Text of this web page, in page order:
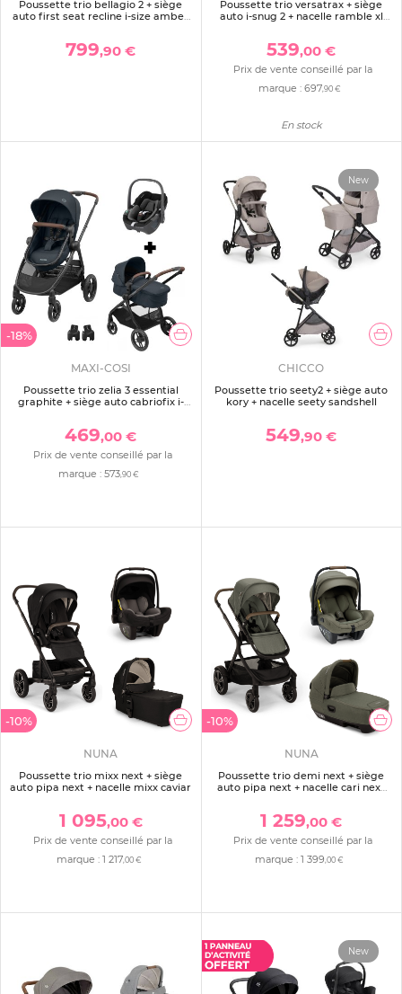
Poussette trio bellagio 2 + siège
auto first seat recline i-size amber
799,90 €
Poussette trio versatrax + siège
auto i-snug 2 + nacelle ramble xl
539,00 €
Prix de vente conseillé par la
marque : 697,90 €
En stock
-18%
MAXI-COSI
Poussette trio zelia 3 essential
graphite + siège auto cabriofix i-
469,00 €
Prix de vente conseillé par la
marque :573,90 €
New
CHICCO
Poussette trio seety2 + siège auto
kory + nacelle seety sandshell
549,90 €
-10%
NUNA
Poussette trio mixx next + siège
auto pipa next + nacelle mixx caviar
1 095,00 €
Prix de vente conseillé par la
marque : 1 217,00 €
-10%
NUNA
Poussette trio demi next + siège
auto pipa next + nacelle cari next
1 259,00 €
Prix de vente conseillé par la
marque :1 399,00 €
New